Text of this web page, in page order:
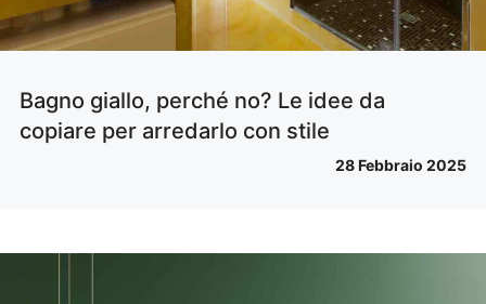
Bagno giallo, perché no? Le idee da
copiare per arredarlo con stile
28 Febbraio 2025